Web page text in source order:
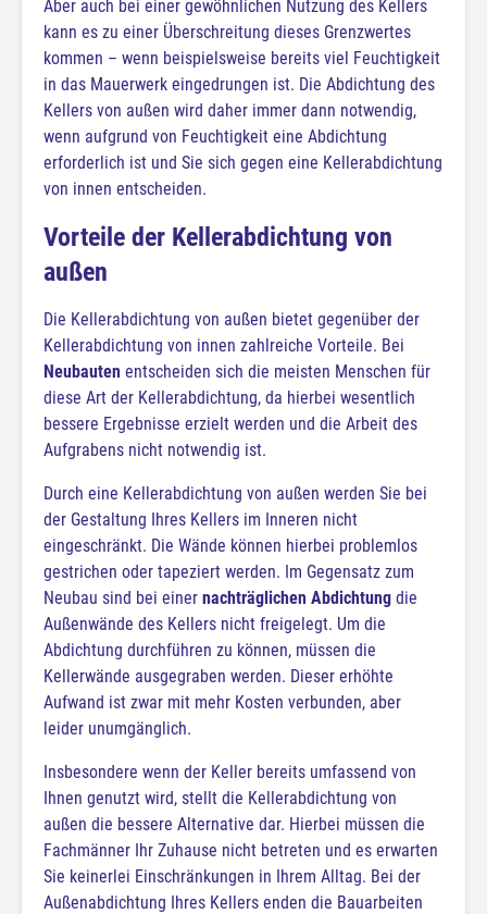
Aber auch bei einer gewöhnlichen Nutzung des Kellers
kann es zu einer Überschreitung dieses Grenzwertes
kommen – wenn beispielsweise bereits viel Feuchtigkeit
in das Mauerwerk eingedrungen ist. Die Abdichtung des
Kellers von außen wird daher immer dann notwendig,
wenn aufgrund von Feuchtigkeit eine Abdichtung
erforderlich ist und Sie sich gegen eine Kellerabdichtung
von innen entscheiden.
Vorteile der Kellerabdichtung von
außen
Die Kellerabdichtung von außen bietet gegenüber der
Kellerabdichtung von innen zahlreiche Vorteile. Bei
Neubauten entscheiden sich die meisten Menschen für
diese Art der Kellerabdichtung, da hierbei wesentlich
bessere Ergebnisse erzielt werden und die Arbeit des
Aufgrabens nicht notwendig ist.
Durch eine Kellerabdichtung von außen werden Sie bei
der Gestaltung Ihres Kellers im Inneren nicht
eingeschränkt. Die Wände können hierbei problemlos
gestrichen oder tapeziert werden. Im Gegensatz zum
Neubau sind bei einer nachträglichen Abdichtung die
Außenwände des Kellers nicht freigelegt. Um die
Abdichtung durchführen zu können, müssen die
Kellerwände ausgegraben werden. Dieser erhöhte
Aufwand ist zwar mit mehr Kosten verbunden, aber
leider unumgänglich.
Insbesondere wenn der Keller bereits umfassend von
Ihnen genutzt wird, stellt die Kellerabdichtung von
außen die bessere Alternative dar. Hierbei müssen die
Fachmänner Ihr Zuhause nicht betreten und es erwarten
Sie keinerlei Einschränkungen in Ihrem Alltag. Bei der
Außenabdichtung Ihres Kellers enden die Bauarbeiten